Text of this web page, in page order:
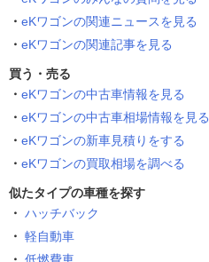
eKワゴンの関連ニュースを見る
eKワゴンの関連記事を見る
買う・売る
eKワゴンの中古車情報を見る
eKワゴンの中古車相場情報を見る
eKワゴンの新車見積りをする
eKワゴンの買取相場を調べる
似たタイプの車種を探す
ハッチバック
軽自動車